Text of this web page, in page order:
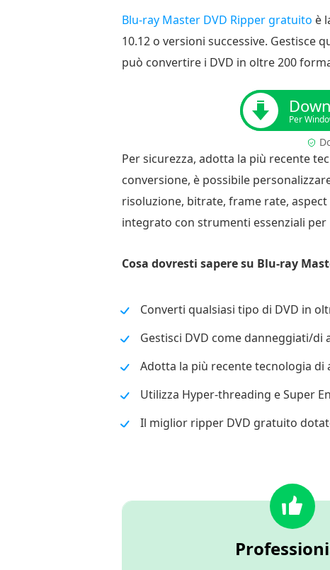
Blu-ray Master DVD Ripper gratuito è
10.12 o versioni successive. Gestisce
può convertire i DVD in oltre 200
Per
Per sicurezza, adotta la più recente
conversione, è possibile
risoluzione, bitrate, frame rate,
integrato con strumenti essenziali per
Cosa dovresti sapere su Blu-ray
Converti qualsiasi tipo di DVD in
Gestisci DVD come danneggiati/
Adotta la più recente tecnologia di
Utilizza Hyper-threading e Super
Il miglior ripper DVD gratuito